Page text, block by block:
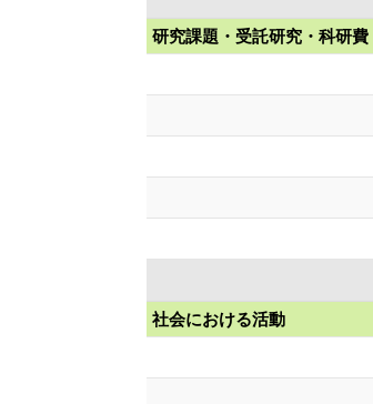
研究課題・受託研究・科研費
社会における活動